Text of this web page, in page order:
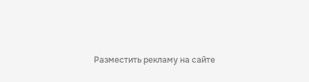
Разместить рекламу на сайте